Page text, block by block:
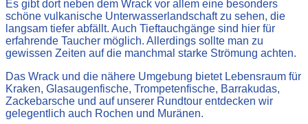
Es gibt dort neben dem Wrack vor allem eine besonders
schöne vulkanische Unterwasserlandschaft zu sehen, die
langsam tiefer abfällt. Auch Tieftauchgänge sind hier für
erfahrende Taucher möglich. Allerdings sollte man zu
gewissen Zeiten auf die manchmal starke Strömung achten.
Das Wrack und die nähere Umgebung bietet Lebensraum für
Kraken, Glasaugenfische, Trompetenfische, Barrakudas,
Zackebarsche und auf unserer Rundtour entdecken wir
gelegentlich auch Rochen und Muränen.